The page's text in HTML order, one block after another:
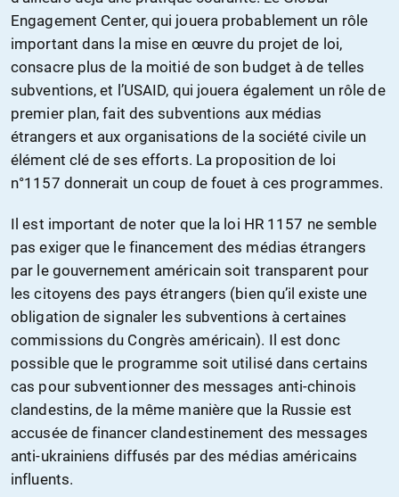
Engagement Center, qui jouera probablement un rôle
important dans la mise en œuvre du projet de loi,
consacre plus de la moitié de son budget à de telles
subventions, et l’USAID, qui jouera également un rôle de
premier plan, fait des subventions aux médias
étrangers et aux organisations de la société civile un
élément clé de ses efforts. La proposition de loi
n°1157 donnerait un coup de fouet à ces programmes.
Il est important de noter que la loi HR 1157 ne semble
pas exiger que le financement des médias étrangers
par le gouvernement américain soit transparent pour
les citoyens des pays étrangers (bien qu’il existe une
obligation de signaler les subventions à certaines
commissions du Congrès américain). Il est donc
possible que le programme soit utilisé dans certains
cas pour subventionner des messages anti-chinois
clandestins, de la même manière que la Russie est
accusée de financer clandestinement des messages
anti-ukrainiens diffusés par des médias américains
influents.